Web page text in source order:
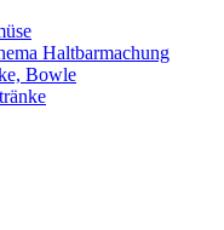
Haltbarmachung
Bowle